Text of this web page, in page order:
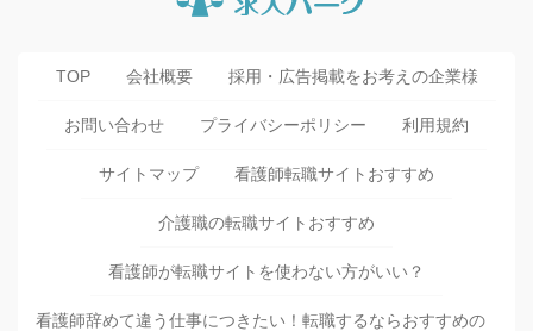
TOP 会社概要 採用・広告掲載をお考えの企業様
お問い合わせ プライバシーポリシー 利用規約
サイトマップ 看護師転職サイトおすすめ
介護職の転職サイトおすすめ
看護師が転職サイトを使わない方がいい？
看護師辞めて違う仕事につきたい！転職するならおすすめの